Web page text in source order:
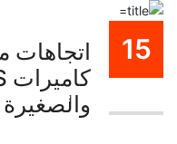
15
اكتوبر
اتجاهات
والصغيرة